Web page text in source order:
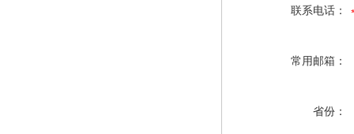
联系电话：
常用邮箱：
省份：